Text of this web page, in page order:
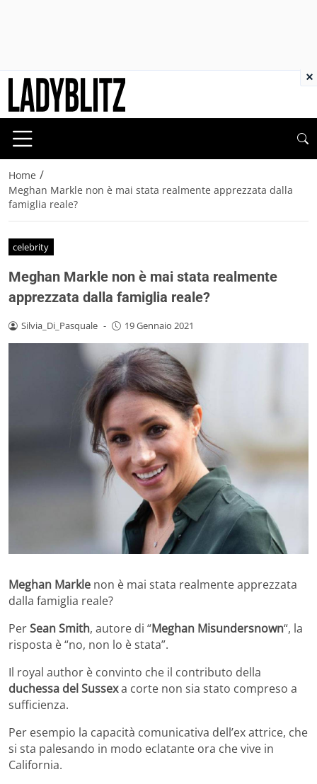
Home /
Meghan Markle non è mai stata realmente apprezzata dalla
famiglia reale?
celebrity
Meghan Markle non è mai stata realmente
apprezzata dalla famiglia reale?
Silvia_Di_Pasquale - 19 Gennaio 2021
Meghan Markle non è mai stata realmente apprezzata
dalla famiglia reale?
PerSean Smith, autore di “Meghan Misundersnown“, la
risposta è “no, non lo è stata”.
Il royal author è convinto che il contributo della
duchessa del Sussexa corte non sia stato compreso a
sufficienza.
Per esempio la capacità comunicativa dell’ex attrice, che
si sta palesando in modo eclatante ora che vive in
California.
×